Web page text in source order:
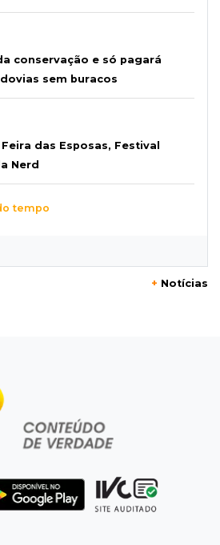
conservação e só pagará
sem buracos
das Esposas, Festival
Nerd
tempo
polícia está travando
não deveria depender da lei,
+ Notícias